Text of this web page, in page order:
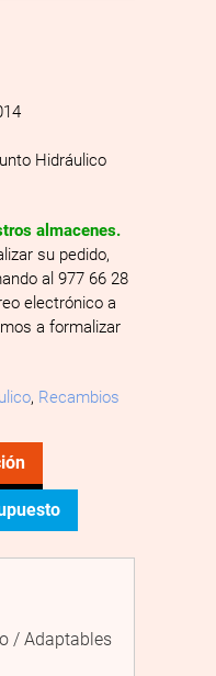
Hidráulico
almacenes.
su pedido,
al 977 66 28
electrónico a
a formalizar
, Recambios
/ Adaptables